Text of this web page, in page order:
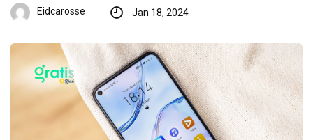
Eidcarosse Jan 18, 2024